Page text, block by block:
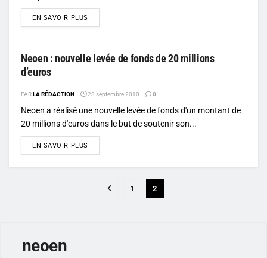
EN SAVOIR PLUS
Neoen : nouvelle levée de fonds de 20 millions
d’euros
PARLA RÉDACTION 28 septembre 2010 0
Neoen a réalisé une nouvelle levée de fonds d'un montant de
20 millions d'euros dans le but de soutenir son...
EN SAVOIR PLUS
1 2
neoen